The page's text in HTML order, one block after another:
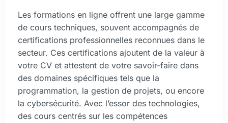
Les formations en ligne offrent une large gamme
de cours techniques, souvent accompagnés de
certifications professionnelles reconnues dans le
secteur. Ces certifications ajoutent de la valeur à
votre CV et attestent de votre savoir-faire dans
des domaines spécifiques tels que la
programmation, la gestion de projets, ou encore
la cybersécurité. Avec l’essor des technologies,
des cours centrés sur les compétences